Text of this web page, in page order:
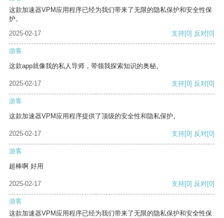
这款加速器VPM应用程序已经为我们带来了无限的隐私保护和安全性保
护。
2025-02-17
支持[0] 反对[0]
游客
这款app就像我的私人导师，带领我探索知识的奥秘。
2025-02-17 支持[0] 反对[0]
游客
这款加速器VPM应用程序提供了顶级的安全性和隐私保护。
2025-02-17 支持[0] 反对[0]
游客
超棒啊 好用
2025-02-17 支持[0] 反对[0]
游客
这款加速器VPM应用程序已经为我们带来了无限的隐私保护和安全性保